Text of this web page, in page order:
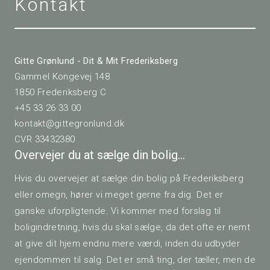
indbetales der årligt til grundfonden, hvilket historisk har
betydet, at vedligeholdelsesopgaver har kunnet
Der er aktuelt et altanprojekt undervejs i ejendommen. Der
er netop afholdt et altanmøde, hvor der var opbakning til at
arbejde videre med projektet med henblik på en endelig
beslutning på en kommende generalforsamling i slut juni.
Herefter skal projektet godkendes af kommunen. Den
foreløbige plan er, at altanerne bliver ca. 1,5 x 3,7 meter.
Kontakt
Gitte Grønlund - Dit & Mit Frederiksberg
Gammel Kongevej 148
1850 Frederiksberg C
+45 33 26 33 00
kontakt@gittegronlund.dk
CVR 33432380
Overvejer du at sælge din bolig…
Hvis du overvejer at sælge din bolig på Frederiksberg
eller omegn, hører vi meget gerne fra dig. Det er
ganske uforpligtende. Vi kommer med forslag til
boligindretning, hvis du skal sælge, da det ofte er nemt
at give dit hjem endnu mere værdi, inden du udbyder
ejendommen til salg. Det er små ting, der tæller, men de